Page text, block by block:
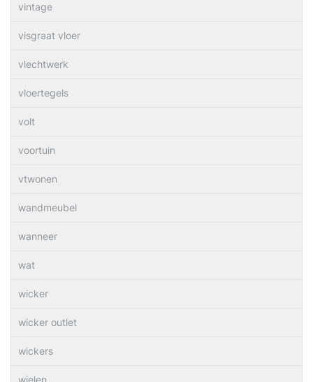
vintage
visgraat vloer
vlechtwerk
vloertegels
volt
voortuin
vtwonen
wandmeubel
wanneer
wat
wicker
wicker outlet
wickers
wielen